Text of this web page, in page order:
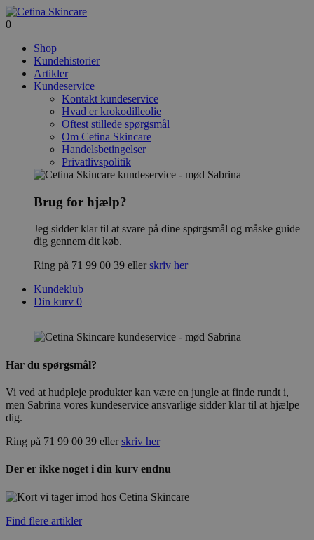
0
Shop
Kundehistorier
Artikler
Kundeservice
Kontakt kundeservice
Hvad er krokodilleolie
Oftest stillede spørgsmål
Om Cetina Skincare
Handelsbetingelser
Privatlivspolitik
Brug for hjælp?
Jeg sidder klar til at svare på dine spørgsmål og måske guide
dig gennem dit køb.
Ring på 71 99 00 39 ellerskriv her
Kundeklub
Din kurv 0
Har du spørgsmål?
Vi ved at hudpleje produkter kan være en jungle at finde rundt i,
men Sabrina vores kundeservice ansvarlige sidder klar til at hjælpe
dig.
Ring på 71 99 00 39 ellerskriv her
Der er ikke noget i din kurv endnu
Find flere artikler